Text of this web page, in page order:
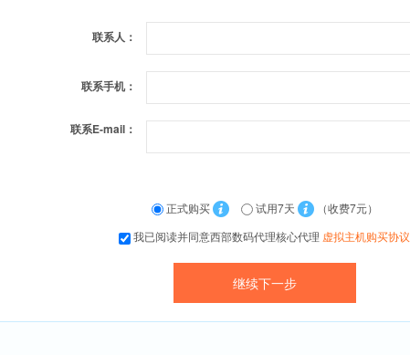
联系人：
联系手机：
联系E-mail：
正式购买 试用7天
（收费7元）
我已阅读并同意西部数码代理核心代理 虚拟主机购买协议